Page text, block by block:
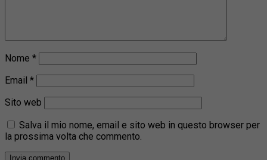
Nome *
Email *
Sito web
Salva il mio nome, email e sito web in questo browser per
la prossima volta che commento.